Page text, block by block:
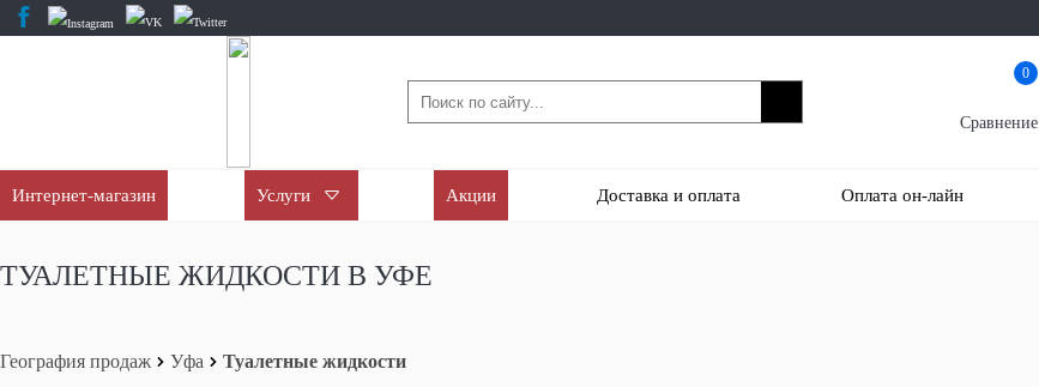
0
Сравнение
Интернет-магазин Услуги Акции Доставка и оплата Оплата он-лайн
ТУАЛЕТНЫЕ ЖИДКОСТИ В УФЕ
География продаж Уфа Туалетные жидкости